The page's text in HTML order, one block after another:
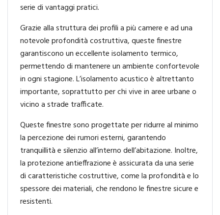
serie di vantaggi pratici.
Grazie alla struttura dei profili a più camere e ad una
notevole profondità costruttiva, queste finestre
garantiscono un eccellente isolamento termico,
permettendo di mantenere un ambiente confortevole
in ogni stagione. L’isolamento acustico è altrettanto
importante, soprattutto per chi vive in aree urbane o
vicino a strade trafficate.
Queste finestre sono progettate per ridurre al minimo
la percezione dei rumori esterni, garantendo
tranquillità e silenzio all’interno dell’abitazione. Inoltre,
la protezione antieffrazione è assicurata da una serie
di caratteristiche costruttive, come la profondità e lo
spessore dei materiali, che rendono le finestre sicure e
resistenti.